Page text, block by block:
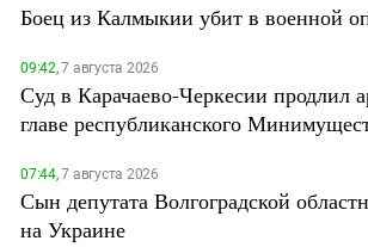
Боец из Калмыкии убит в военной
09:42,7 августа 2026
Суд в Карачаево-Черкесии продлил
главе республиканского
07:44,7 августа 2026
Сын депутата Волгоградской
на Украине